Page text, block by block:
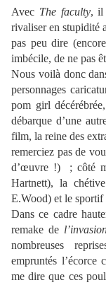
Avec The faculty, il
rivaliser en stupidité
pas peu dire
imbécile, de ne pas
Nous voilà donc
personnages
pom girl
débarque d’une
film, la reine des
remerciez pas de
d’œuvre !)
; côté
Hartnett), la
E.Wood) et le sportif
Dans ce cadre
remake de
nombreuses
empruntés l’écorce
me dire que ces